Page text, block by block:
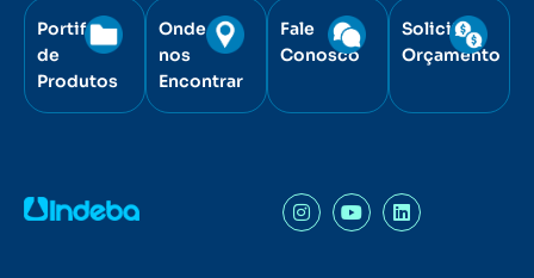
Portifólio
de
Produtos
Onde
nos
Encontrar
Fale
Conosco
Solicite
Orçamento